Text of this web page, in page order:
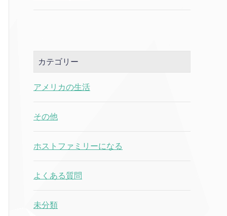
カテゴリー
アメリカの生活
その他
ホストファミリーになる
よくある質問
未分類